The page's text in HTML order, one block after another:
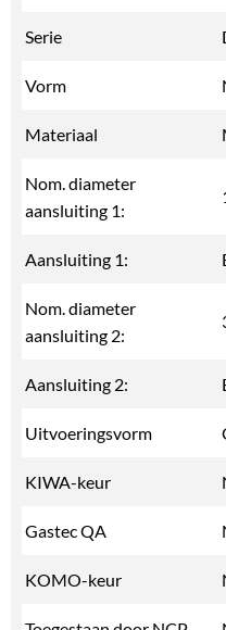
Serie
Vorm
Materiaal
Nom. diameter
aansluiting 1:
Aansluiting 1:
Nom. diameter
aansluiting 2:
Aansluiting 2:
Uitvoeringsvorm
KIWA-keur
Gastec QA
KOMO-keur